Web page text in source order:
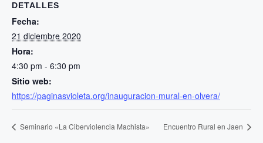
DETALLES
Fecha:
21 diciembre 2020
Hora:
4:30 pm - 6:30 pm
Sitio web:
https://paginasvioleta.org/inauguracion-mural-en-olvera/
Seminario «La Ciberviolencia Machista» Encuentro Rural en Jaen